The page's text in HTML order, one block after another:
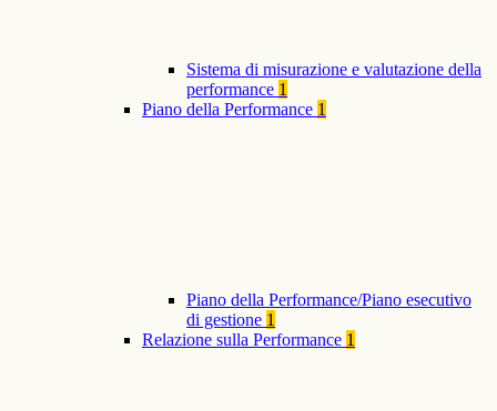
Sistema di misurazione e valutazione della
performance 1
Piano della Performance 1
Piano della Performance/Piano esecutivo
di gestione 1
Relazione sulla Performance 1